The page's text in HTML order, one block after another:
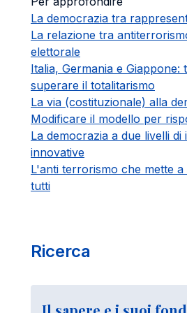
La democrazia tra
La relazione tra
elettorale
Italia, Germania e Giappone:
superare il totalitarismo
La via (costituzionale) alla
Modificare il modello per
La democrazia a due livelli
innovative
L'anti terrorismo che mette
tutti
Ricerca